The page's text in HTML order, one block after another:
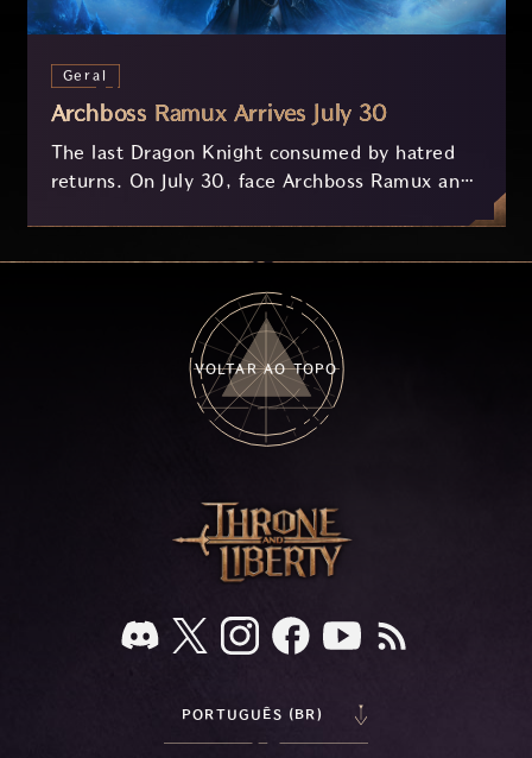
Geral
Archboss Ramux Arrives July 30
The last Dragon Knight consumed by hatred
returns. On July 30, face Archboss Ramux and
key combat mechanics, the Ballista, and the
new Archboss equipment that awaits.
VOLTAR AO TOPO
PORTUGUÊS (BR)